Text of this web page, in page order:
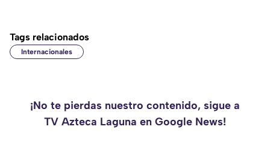
Tags relacionados
Internacionales
¡No te pierdas nuestro contenido, sigue a
TV Azteca Laguna en Google News!